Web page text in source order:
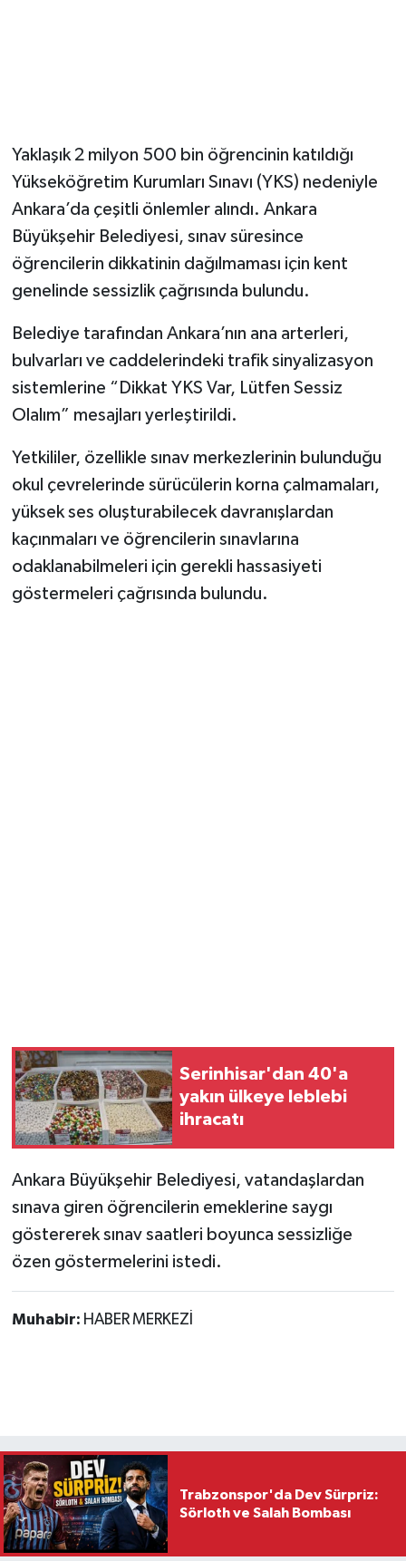
Yaklaşık 2 milyon 500 bin öğrencinin katıldığı
Yükseköğretim Kurumları Sınavı (YKS) nedeniyle
Ankara’da çeşitli önlemler alındı. Ankara
Büyükşehir Belediyesi, sınav süresince
öğrencilerin dikkatinin dağılmaması için kent
genelinde sessizlik çağrısında bulundu.
Belediye tarafından Ankara’nın ana arterleri,
bulvarları ve caddelerindeki trafik sinyalizasyon
sistemlerine “Dikkat YKS Var, Lütfen Sessiz
Olalım” mesajları yerleştirildi.
Yetkililer, özellikle sınav merkezlerinin bulunduğu
okul çevrelerinde sürücülerin korna çalmamaları,
yüksek ses oluşturabilecek davranışlardan
kaçınmaları ve öğrencilerin sınavlarına
odaklanabilmeleri için gerekli hassasiyeti
göstermeleri çağrısında bulundu.
Serinhisar'dan 40'a
yakın ülkeye leblebi
ihracatı
Ankara Büyükşehir Belediyesi, vatandaşlardan
sınava giren öğrencilerin emeklerine saygı
göstererek sınav saatleri boyunca sessizliğe
özen göstermelerini istedi.
Muhabir: HABER MERKEZİ
Trabzonspor'da Dev Sürpriz:
Sörloth ve Salah Bombası
Siyaset
Sokak Hayvanlarını Sahiplendirme
Sonsöz Özel
Yaşam